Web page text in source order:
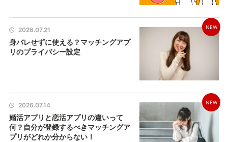
NEW
2026.07.21
身バレせずに使える？マッチングアプ
リのプライバシー設定
NEW
2026.07.14
婚活アプリと恋活アプリの違いって
何？自分が登録するべきマッチングア
プリがどれか分からない！